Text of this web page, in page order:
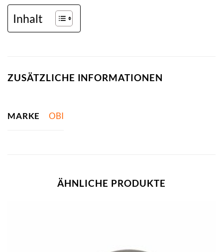
Inhalt
ZUSÄTZLICHE INFORMATIONEN
MARKE OBI
ÄHNLICHE PRODUKTE